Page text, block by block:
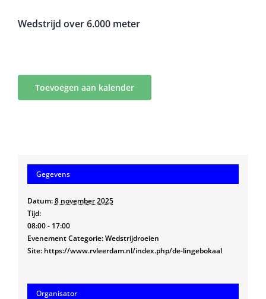
Wedstrijd over 6.000 meter
Toevoegen aan kalender
Gegevens
Datum: 8 november 2025
Tijd:
08:00 - 17:00
Evenement Categorie: Wedstrijdroeien
Site: https://www.rvleerdam.nl/index.php/de-lingebokaal
Organisator